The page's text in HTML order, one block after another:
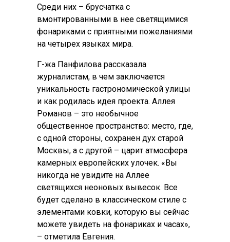
Среди них – брусчатка с
вмонтированными в нее светящимися
фонариками с приятными пожеланиями
на четырех языках мира.
Г-жа Панфилова рассказала
журналистам, в чем заключается
уникальность гастрономической улицы
и как родилась идея проекта. Аллея
Романов – это необычное
общественное пространство: место, где,
с одной стороны, сохранен дух старой
Москвы, а с другой – царит атмосфера
камерных европейских улочек. «Вы
никогда не увидите на Аллее
светящихся неоновых вывесок. Все
будет сделано в классическом стиле с
элементами ковки, которую вы сейчас
можете увидеть на фонариках и часах»,
– отметила Евгения.